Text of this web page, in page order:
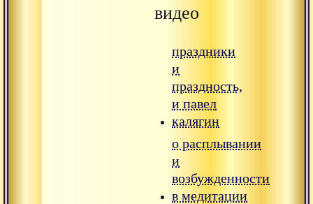
видео
праздники
и
праздность,
и павел
калягин
о расплывании
и
возбужденности
в медитации